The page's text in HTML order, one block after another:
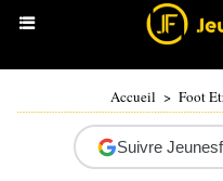
Accueil > Foot
Suivre